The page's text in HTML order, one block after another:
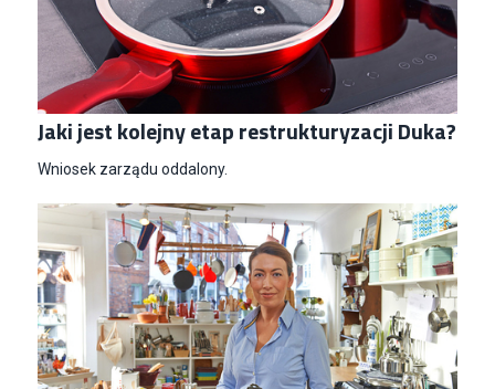
Chcesz być na bieżąco z najnowszymi ofertami w branży.
Załóż konto
Jaki jest kolejny etap restrukturyzacji Duka?
Wniosek zarządu oddalony.